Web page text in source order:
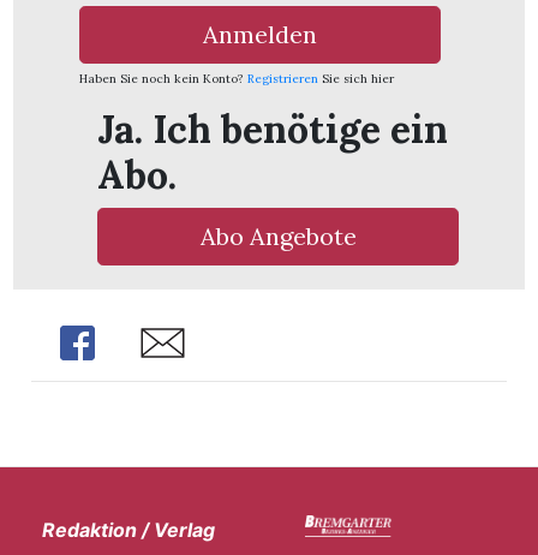
Anmelden
Haben Sie noch kein Konto? Registrieren Sie sich hier
Ja. Ich benötige ein
Abo.
Abo Angebote
Share Share
Redaktion / Verlag